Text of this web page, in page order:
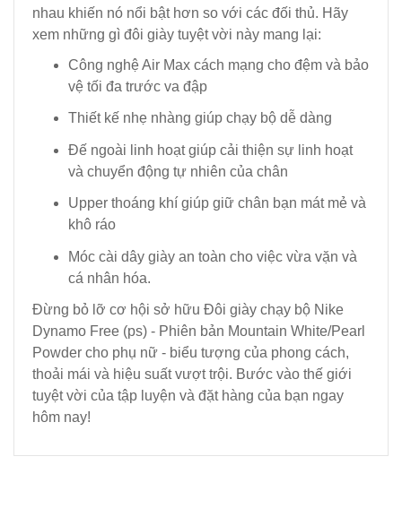
nhau khiến nó nổi bật hơn so với các đối thủ. Hãy
xem những gì đôi giày tuyệt vời này mang lại:
Công nghệ Air Max cách mạng cho đệm và bảo
vệ tối đa trước va đập
Thiết kế nhẹ nhàng giúp chạy bộ dễ dàng
Đế ngoài linh hoạt giúp cải thiện sự linh hoạt
và chuyển động tự nhiên của chân
Upper thoáng khí giúp giữ chân bạn mát mẻ và
khô ráo
Móc cài dây giày an toàn cho việc vừa vặn và
cá nhân hóa.
Đừng bỏ lỡ cơ hội sở hữu Đôi giày chạy bộ Nike
Dynamo Free (ps) - Phiên bản Mountain White/Pearl
Powder cho phụ nữ - biểu tượng của phong cách,
thoải mái và hiệu suất vượt trội. Bước vào thế giới
tuyệt vời của tập luyện và đặt hàng của bạn ngay
hôm nay!